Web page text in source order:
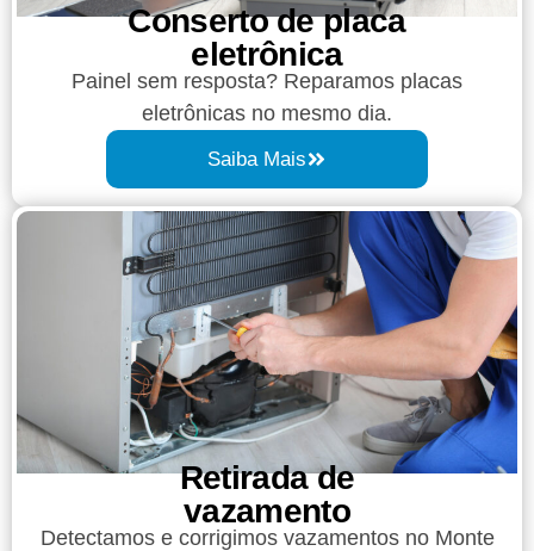
Conserto de placa
eletrônica
Painel sem resposta? Reparamos placas
eletrônicas no mesmo dia.
Saiba Mais
Retirada de
vazamento​​
Detectamos e corrigimos vazamentos no Monte